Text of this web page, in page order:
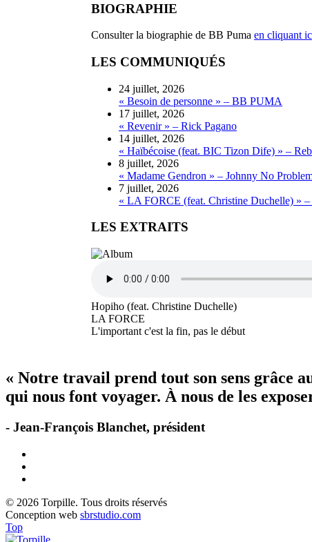
BIOGRAPHIE
Consulter la biographie de BB Puma en cliquant
LES COMMUNIQUÉS
24 juillet, 2026
« Besoin de personne » – BB PUMA
17 juillet, 2026
« Revenir » – Rick Pagano
14 juillet, 2026
« Haïbécoise (feat. BIC Tizon Dife) » –
8 juillet, 2026
« Madame Gendron » – Johnny No
7 juillet, 2026
« LA FORCE (feat. Christine Duchelle) »
LES EXTRAITS
Hopiho (feat. Christine Duchelle)
LA FORCE
L'important c'est la fin, pas le début
« Notre travail prend tout son sens grâce
qui nous font voyager. À nous de les
- Jean-François Blanchet, président
© 2026 Torpille. Tous droits réservés
Conception web sbrstudio.com
Top